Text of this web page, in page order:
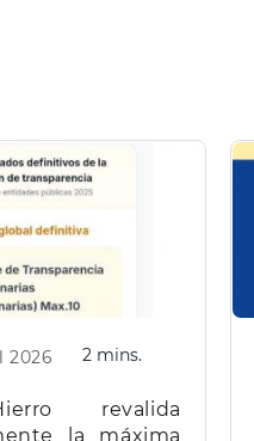
2026 2 mins.
revalida
la máxima